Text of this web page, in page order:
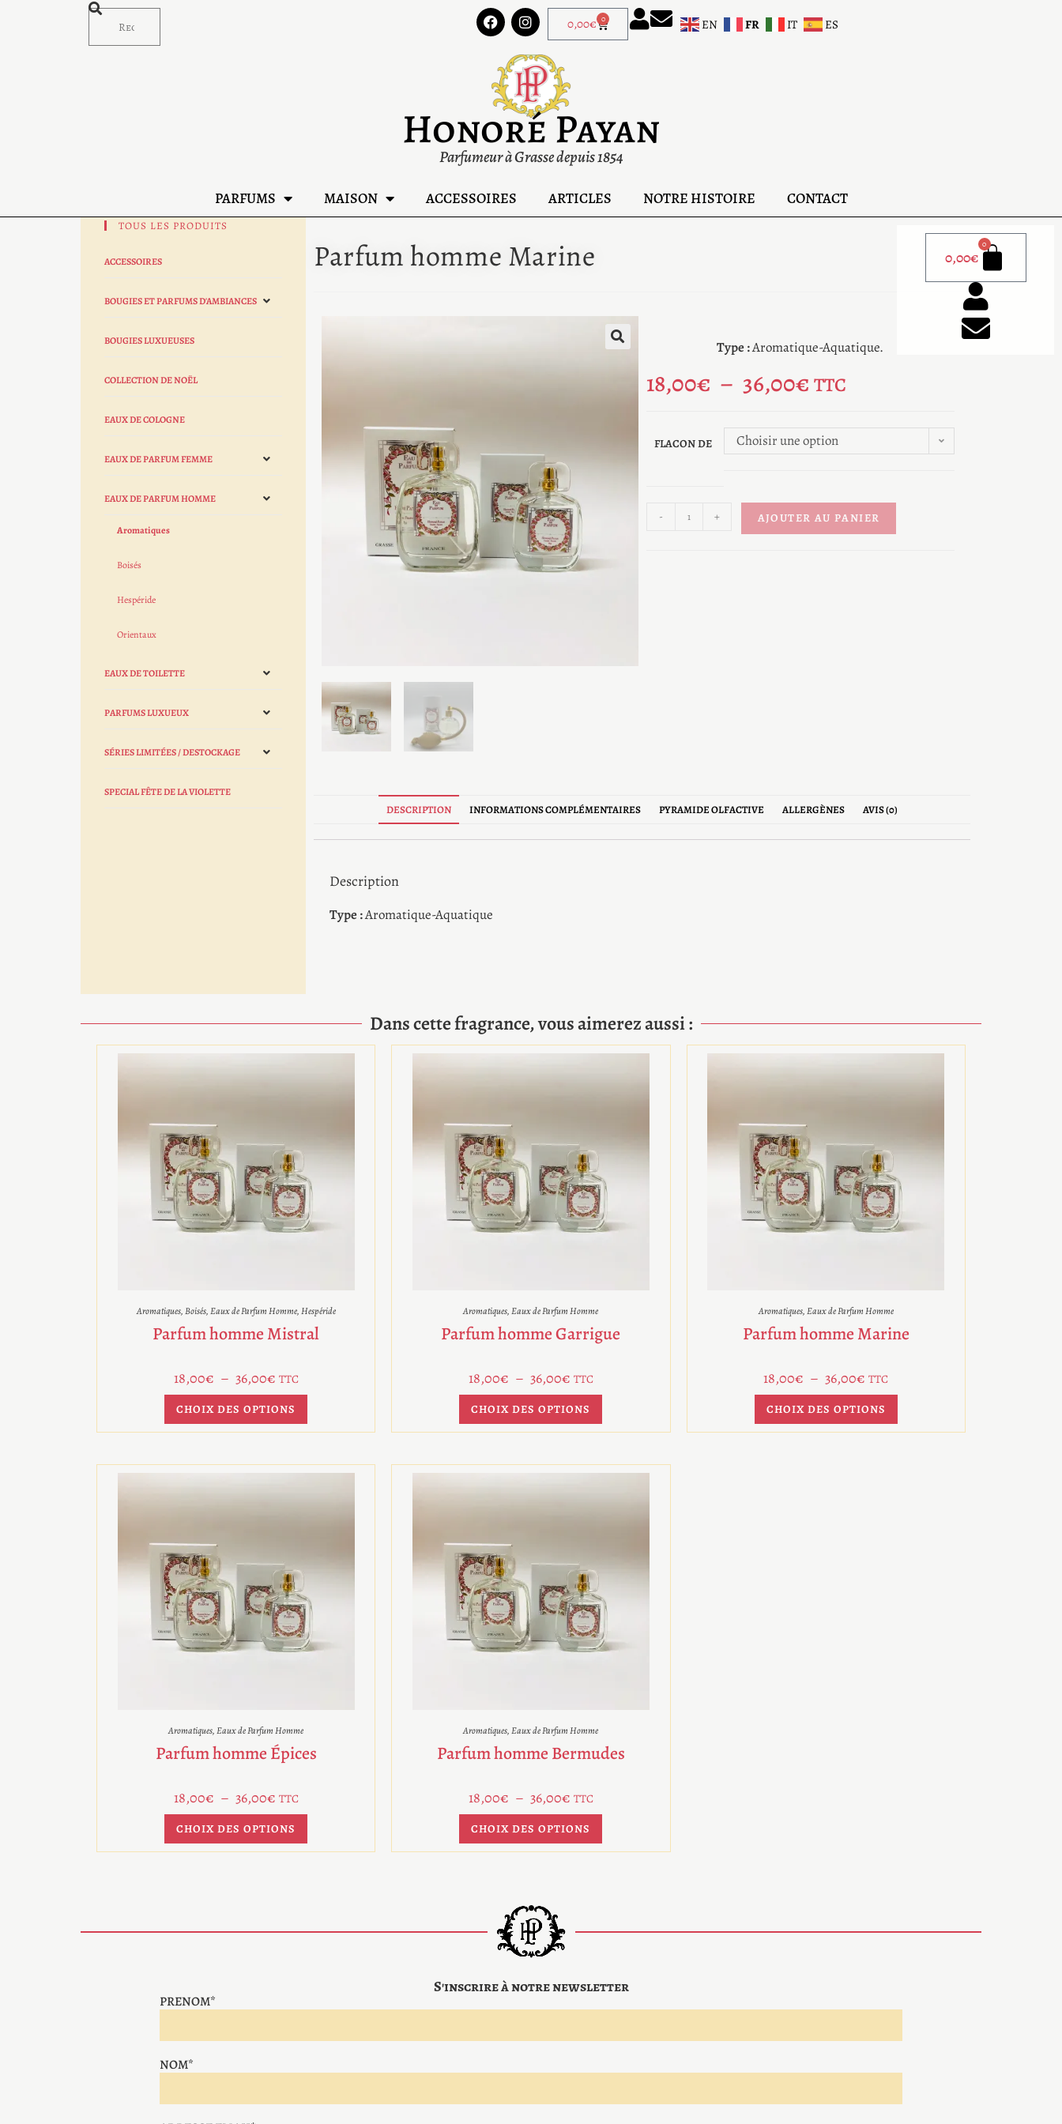
0,00€ 0 EN FR IT ES
Honoré Payan
Parfumeur à Grasse depuis 1854
PARFUMS MAISON ACCESSOIRES ARTICLES NOTRE HISTOIRE CONTACT
0,00€
0
TOUS LES PRODUITS
ACCESSOIRES
BOUGIES ET PARFUMS D'AMBIANCES
BOUGIES LUXUEUSES
COLLECTION DE NOËL
EAUX DE COLOGNE
EAUX DE PARFUM FEMME
EAUX DE PARFUM HOMME
Aromatiques
Boisés
Hespéride
Orientaux
EAUX DE TOILETTE
PARFUMS LUXUEUX
SÉRIES LIMITÉES / DESTOCKAGE
SPECIAL FÊTE DE LA VIOLETTE
Parfum homme Marine
Type :Aromatique-Aquatique.
18,00€ – 36,00€ TTC
FLACON DE Choisir une option
- + AJOUTER AU PANIER
DESCRIPTION INFORMATIONS COMPLÉMENTAIRES PYRAMIDE OLFACTIVE ALLERGÈNES AVIS (0)
Description
Type :Aromatique-Aquatique
Dans cette fragrance, vous aimerez aussi :
Aromatiques,Boisés,Eaux de Parfum Homme,Hespéride
Parfum homme Mistral
18,00€ – 36,00€ TTC
CHOIX DES OPTIONS
Aromatiques,Eaux de Parfum Homme
Parfum homme Garrigue
18,00€ – 36,00€ TTC
CHOIX DES OPTIONS
Aromatiques,Eaux de Parfum Homme
Parfum homme Marine
18,00€ – 36,00€ TTC
CHOIX DES OPTIONS
Aromatiques,Eaux de Parfum Homme
Parfum homme Épices
18,00€ – 36,00€ TTC
CHOIX DES OPTIONS
Aromatiques,Eaux de Parfum Homme
Parfum homme Bermudes
18,00€ – 36,00€ TTC
CHOIX DES OPTIONS
S'inscrire à notre newsletter
PRENOM*
NOM*